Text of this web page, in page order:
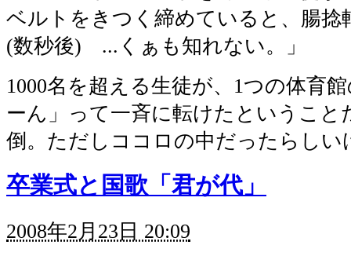
ベルトをきつく締めていると、
(数秒後) ...くぁも知れない。」
1000名を超える生徒が、1つの体育
ーん」って一斉に転けたということ
倒。ただしココロの中だったらしい
卒業式と国歌「君が代」
2008年2月23日 20:09